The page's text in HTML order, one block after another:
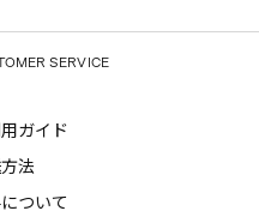
SERVICE
ガイド
法
ついて